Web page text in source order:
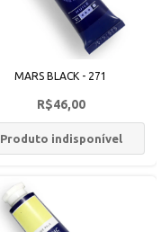
MARS BLACK - 271
R$46,00
Produto indisponível